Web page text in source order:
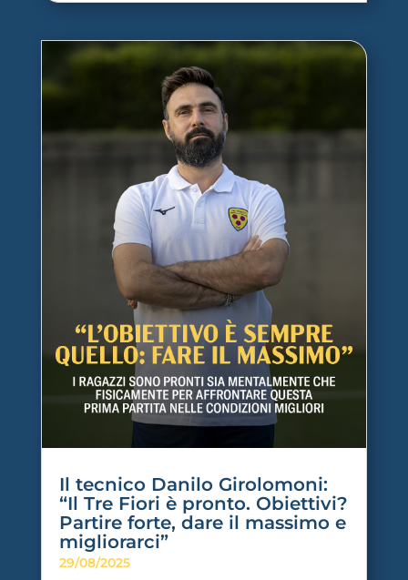
Il tecnico Danilo Girolomoni:
“Il Tre Fiori è pronto. Obiettivi?
Partire forte, dare il massimo e
migliorarci”
29/08/2025